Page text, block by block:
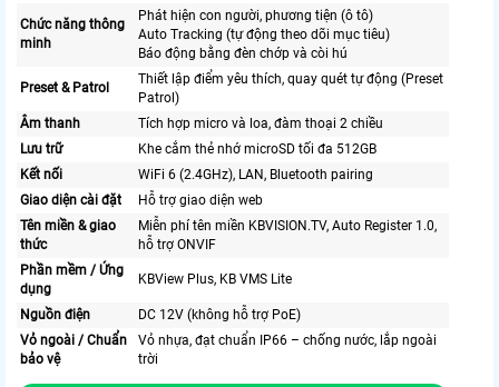
Chức năng thông
minh
Phát hiện con người, phương tiện (ô tô)
Auto Tracking (tự động theo dõi mục tiêu)
Báo động bằng đèn chớp và còi hú
Preset & Patrol
Thiết lập điểm yêu thích, quay quét tự động (Preset
Patrol)
Âm thanh
Tích hợp micro và loa, đàm thoại 2 chiều
Lưu trữ
Khe cắm thẻ nhớ microSD tối đa 512GB
Kết nối
WiFi 6 (2.4GHz), LAN, Bluetooth pairing
Giao diện cài đặt
Hỗ trợ giao diện web
Tên miền & giao
thức
Miễn phí tên miền KBVISION.TV, Auto Register 1.0,
hỗ trợ ONVIF
Phần mềm / Ứng
dụng
KBView Plus, KB VMS Lite
Nguồn điện
DC 12V (không hỗ trợ PoE)
Vỏ ngoài / Chuẩn
bảo vệ
Vỏ nhựa, đạt chuẩn IP66 – chống nước, lắp ngoài
trời